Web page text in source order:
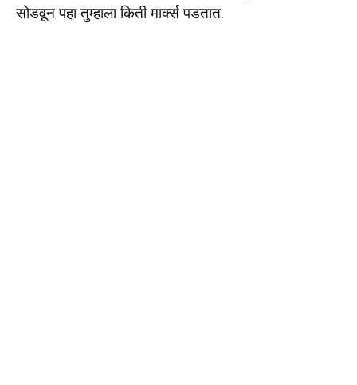
सोडवून पहा तुम्हाला किती मार्क्स पडतात.